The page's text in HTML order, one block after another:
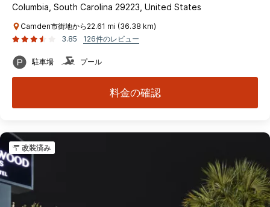
Columbia, South Carolina 29223, United States
Camden市街地から22.61 mi (36.38 km)
3.85
126件のレビュー
駐車場 プール
料金の確認
改装済み